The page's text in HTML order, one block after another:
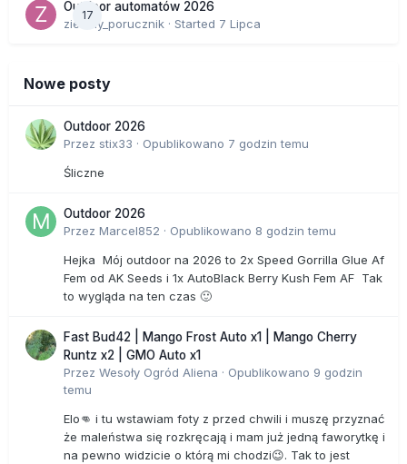
17
Outdoor automatów 2026
zielony_porucznik · Started 7 Lipca
Nowe posty
Outdoor 2026
Przez stix33 · Opublikowano 7 godzin temu
Śliczne
Outdoor 2026
Przez Marcel852 · Opublikowano 8 godzin temu
Hejka Mój outdoor na 2026 to 2x Speed Gorrilla Glue Af
Fem od AK Seeds i 1x AutoBlack Berry Kush Fem AF Tak
to wygląda na ten czas 🙂
Fast Bud42 | Mango Frost Auto x1 | Mango Cherry
Runtz x2 | GMO Auto x1
Przez Wesoły Ogród Aliena · Opublikowano 9 godzin
temu
Elo👊 i tu wstawiam foty z przed chwili i muszę przyznać
że maleństwa się rozkręcają i mam już jedną faworytkę i
na pewno widzicie o którą mi chodzi😉. Tak to jest